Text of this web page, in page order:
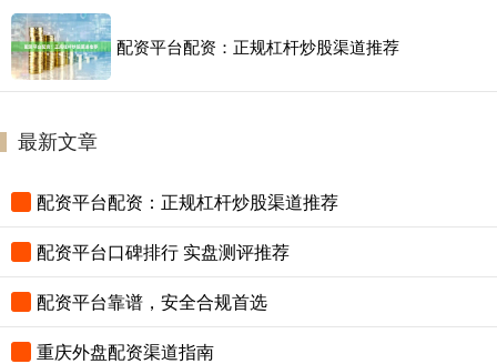
配资平台配资：正规杠杆炒股渠道推荐
最新文章
配资平台配资：正规杠杆炒股渠道推荐
配资平台口碑排行 实盘测评推荐
配资平台靠谱，安全合规首选
重庆外盘配资渠道指南